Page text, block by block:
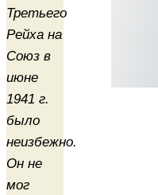
Третьего
Рейха на
Союз в
июне
1941 г.
было
неизбежно.
Он не
мог